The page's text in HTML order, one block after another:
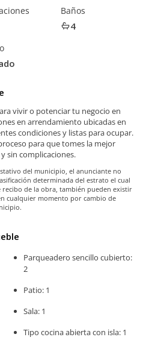
Baños
4
vivir o potenciar tu negocio en
en arrendamiento ubicadas en
condiciones y listas para ocupar.
para que tomes la mejor
sin complicaciones.
del municipio, el anunciante no
determinada del estrato el cual
de la obra, también pueden existir
cualquier momento por cambio de
Parqueadero sencillo cubierto:
2
Patio: 1
Sala: 1
Tipo cocina abierta con isla: 1